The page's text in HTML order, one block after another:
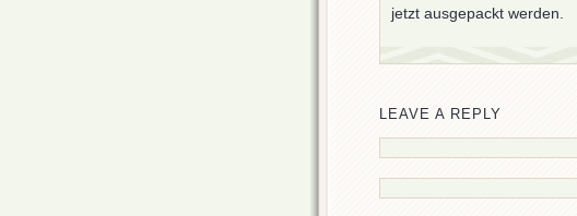
jetzt ausgepackt werden.
LEAVE A REPLY